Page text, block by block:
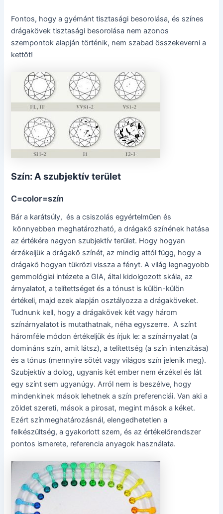
Fontos, hogy a gyémánt tisztasági besorolása, és színes
drágakövek tisztasági besorolása nem azonos
szempontok alapján történik, nem szabad összekeverni a
kettőt!
Szín: A szubjektív terület
C=color=szín
Bár a karátsúly, és a csiszolás egyértelműen és
könnyebben meghatározható, a drágakő színének hatása
az értékére nagyon szubjektív terület. Hogy hogyan
érzékeljük a drágakő színét, az mindig attól függ, hogy a
drágakő hogyan tükrözi vissza a fényt. A világ legnagyobb
gemmológiai intézete a GIA, által kidolgozott skála, az
árnyalatot, a telítettséget és a tónust is külön-külön
értékeli, majd ezek alapján osztályozza a drágaköveket.
Tudnunk kell, hogy a drágakövek két vagy három
színárnyalatot is mutathatnak, néha egyszerre. A színt
háromféle módon értékeljük és írjuk le: a színárnyalat (a
domináns szín, amit látsz), a telítettség (a szín intenzitása)
és a tónus (mennyire sötét vagy világos szín jelenik meg).
Szubjektív a dolog, ugyanis két ember nem érzékel és lát
egy színt sem ugyanúgy. Arról nem is beszélve, hogy
mindenkinek mások lehetnek a szín preferenciái. Van aki a
zöldet szereti, mások a pirosat, megint mások a kéket.
Ezért színmeghatározásnál, elengedhetetlen a
felkészültség, a gyakorlott szem, és az értékelőrendszer
pontos ismerete, referencia anyagok használata.